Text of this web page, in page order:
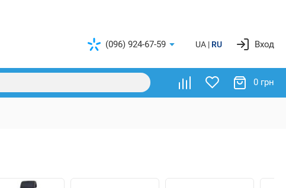
(096) 924-67-59 UA RU Вход
0 грн